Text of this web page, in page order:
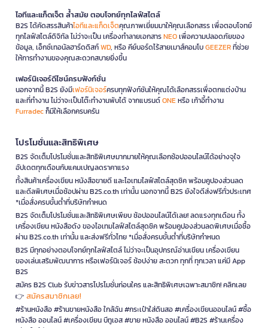
ไอทีและแก็ดเจ็ต ล้ำสมัย ตอบโจทย์ทุกไลฟ์สไตล์
B2S ได้คัดสรรสินค้าไอทีและแก็ดเจ็ตคุณภาพเยี่ยมมาให้คุณเลือกสรร เพื่อตอบโจทย์
ทุกไลฟ์สไตล์ดิจิทัล ไม่ว่าจะเป็น เครื่องทำลายเอกสารNEOเพื่อความปลอดภัยของ
ข้อมูล, เอ็กซ์เทอนัลฮาร์ดดิสก์WD, หรือ คีย์บอร์ดไร้สายเมาส์คอมโบGEEZERที่ช่วย
ให้การทำงานของคุณสะดวกสบายยิ่งขึ้น
เฟอร์นิเจอร์ดีไซน์ครบฟังก์ชั่น
นอกจากนี้ B2S ยังมีเฟอร์นิเจอร์ครบทุกฟังก์ชันให้คุณได้เลือกสรรเพื่อตกแต่งบ้าน
และที่ทำงาน ไม่ว่าจะเป็นโต๊ะทำงานพับได้ จากแบรนด์ONEหรือ เก้าอี้ทำงาน
Furradecก็มีให้เลือกครบครัน
โปรโมชั่นและสิทธิพิเศษ
B2S จัดเต็มโปรโมชั่นและสิทธิพิเศษมากมายให้คุณเลือกช้อปออนไลน์ได้อย่างจุใจ
อัปเดตทุกเดือนกับแคมเปญลดราคาแรง
ทั้งสินค้าเครื่องเขียน หนังสือขายดี และไอเทมไลฟ์สไตล์สุดชิค พร้อมคูปองส่วนลด
และดีลพิเศษเมื่อช้อปผ่าน B2S.co.th เท่านั้น นอกจากนี้ B2S ยังใจดีส่งฟรีทั่วประเทศ
*เมื่อสั่งครบขั้นต่ำที่บริษัทกำหนด
B2S จัดเต็มโปรโมชั่นและสิทธิพิเศษเพียบ ช้อปออนไลน์ได้เลย! ลดแรงทุกเดือน ทั้ง
เครื่องเขียน หนังสือดัง ของไอเทมไลฟ์สไตล์สุดชิค พร้อมคูปองส่วนลดพิเศษเมื่อซื้อ
ผ่าน B2S.co.th เท่านั้น และส่งฟรีทั่วไทย *เมื่อสั่งครบขั้นต่ำที่บริษัทกำหนด
B2S มีทุกอย่างตอบโจทย์ทุกไลฟ์สไตล์ ไม่ว่าจะเป็นอุปกรณ์อ่านเขียน เครื่องเขียน
ของเล่นเสริมพัฒนาการ หรือเฟอร์นิเจอร์ ช้อปง่าย สะดวก ทุกที่ ทุกเวลา แค่มี App
B2S
สมัคร B2S Club รับข่าวสารโปรโมชั่นก่อนใคร และสิทธิพิเศษเฉพาะสมาชิก! คลิกเลย
👉 สมัครสมาชิกเลย!
#ร้านหนังสือ #ร้านขายหนังสือ ใกล้ฉัน #กระเป๋าใส่ดินสอ #เครื่องเขียนออนไลน์ #ซื้อ
หนังสือ ออนไลน์ #เครื่องเขียน บีทูเอส #ขาย หนังสือ ออนไลน์ #B2S #ร้านเครื่อง